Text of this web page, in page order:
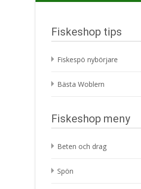
Fiskeshop tips
Fiskespö nybörjare
Bästa Woblern
Fiskeshop meny
Beten och drag
Spön